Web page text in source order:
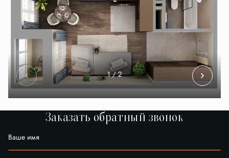
1 / 2
Заказать обратный звонок
Ваше имя